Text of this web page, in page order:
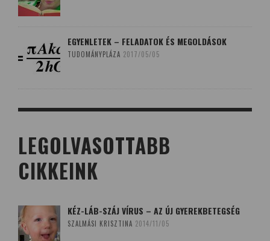
EGYENLETEK – FELADATOK ÉS MEGOLDÁSOK
TUDOMÁNYPLÁZA 2017/05/05
LEGOLVASOTTABB
CIKKEINK
KÉZ-LÁB-SZÁJ VÍRUS – AZ ÚJ GYEREKBETEGSÉG
SZALMÁSI KRISZTINA 2014/11/05